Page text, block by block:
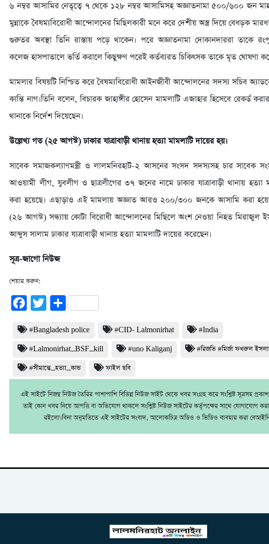
৬ নম্বর আসামির নেতৃত্বে ৭ থেকে ১২৮ নম্বর আসামিসহ অজ্ঞাতনামা ৫০০/৬০০ জন
মুন্নাকে বৈষম্যবিরোধী আন্দোলনের মিছিলকারী মনে করে দেশীয় অস্ত্র দিয়ে বেধড়ক
গুরুতর অবস্থা তিনি রাস্তায় পড়ে থাকেন। পরে অজ্ঞাতনামা দোকানদাররা তাকে
কলেজ হাসপাতালে ভর্তি করালে কিছুক্ষণ পরেই কর্তব্যরত চিকিৎসক তাকে মৃত ঘোষণা
মামলার বিষয়টি নিশ্চিত করে বৈষম্যবিরোধী আইনজীবী আন্দোলনের সদস্য সচিব
কান্তি নাগ।তিনি বলেন, বিচারক জাহাঙ্গীর হোসেন মামলাটি এজাহার হিসেবে রেকর্ড
থানাকে নির্দেশ দিয়েছেন।
উল্লেখ্য গত (২৫ আগস্ট) ঢাকার যাত্রাবাড়ী থানায় হত্যা মামলাটি দায়ের হয়।
সাবেক সমাজকল্যাণমন্ত্রী ও লালমনিরহাট-২ আসনের সংসদ সদস্যসহ চার সাবেক
আওয়ামী লীগ, যুবলীগ ও ছাত্রলীগের ৩৭ জনের নামে ঢাকার যাত্রাবাড়ী থানায় হত্যা
করা হয়েছে। এছাড়াও এই মামলায় অজ্ঞাত আরও ২০০/৩০০ জনকে আসামি করা
(২৬ আগস্ট) সন্ধ্যায় কোটা বিরোধী আন্দোলনের মিছিলে অংশ নেওয়া নিহত মিরাজুল
আব্দুস সালাম ঢাকার যাত্রাবাড়ী থানায় হত্যা মামলাটি দায়ের করেছেন।
সূত্র-জাগো নিউজ
শেয়ার করুন:
Facebook
TwitterShare
#Bangladesh police #CID- Lalmonirhat #India
#Lalmonirhat_BSF_kill #uno Kaliganj #রিজভি #মির্জা ফখরুল
#সীমান্তে_হত্যা_কান্ড ফাইল ছবি
এই সাইটে নিজম্ব নিউজ তৈরির পাশাপাশি বিভিন্ন নিউজ সাইট থেকে খবর সংগ্রহ করে সংশ্লিষ্ট সূত্রসহ
তাই কোন খবর নিয়ে আপত্তি বা অভিযোগ থাকলে সংশ্লিষ্ট নিউজ সাইটের কর্তৃপক্ষের সাথে যোগাযোগ
রইলো।বিনা অনুমতিতে এই সাইটের সংবাদ, আলোকচিত্র অডিও ও ভিডিও ব্যবহার করা